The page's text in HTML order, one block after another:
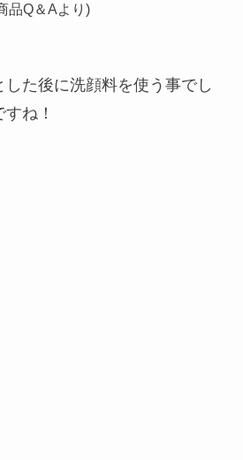
品Q＆Aより)
た後に洗顔料を使う事でし
ね！